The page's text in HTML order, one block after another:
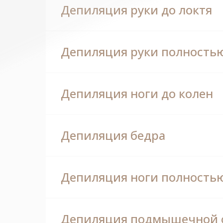
Депиляция руки до локтя
Депиляция руки
Депиляция ноги до колен
Депиляция бедра
Депиляция ноги
Депиляция подмышечной